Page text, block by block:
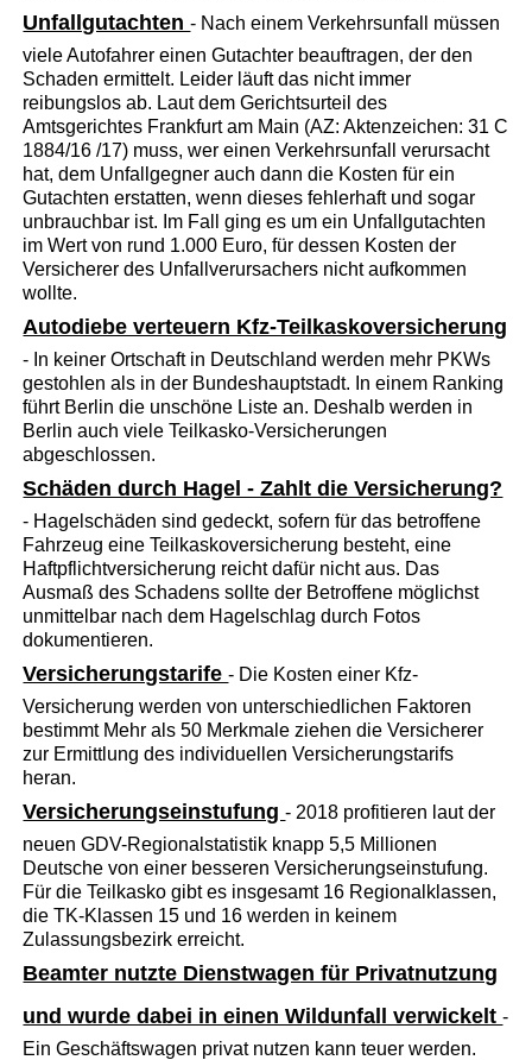
Unfallgutachten- Nach einem Verkehrsunfall müssen
viele Autofahrer einen Gutachter beauftragen, der den
Schaden ermittelt. Leider läuft das nicht immer
reibungslos ab. Laut dem Gerichtsurteil des
Amtsgerichtes Frankfurt am Main (AZ: Aktenzeichen: 31 C
1884/16 /17) muss, wer einen Verkehrsunfall verursacht
hat, dem Unfallgegner auch dann die Kosten für ein
Gutachten erstatten, wenn dieses fehlerhaft und sogar
unbrauchbar ist. Im Fall ging es um ein Unfallgutachten
im Wert von rund 1.000 Euro, für dessen Kosten der
Versicherer des Unfallverursachers nicht aufkommen
wollte.
Autodiebe verteuern Kfz-Teilkaskoversicherung
- In keiner Ortschaft in Deutschland werden mehr PKWs
gestohlen als in der Bundeshauptstadt. In einem Ranking
führt Berlin die unschöne Liste an. Deshalb werden in
Berlin auch viele Teilkasko-Versicherungen
abgeschlossen.
Schäden durch Hagel - Zahlt die Versicherung?
- Hagelschäden sind gedeckt, sofern für das betroffene
Fahrzeug eine Teilkaskoversicherung besteht, eine
Haftpflichtversicherung reicht dafür nicht aus. Das
Ausmaß des Schadens sollte der Betroffene möglichst
unmittelbar nach dem Hagelschlag durch Fotos
dokumentieren.
Versicherungstarife- Die Kosten einer Kfz-
Versicherung werden von unterschiedlichen Faktoren
bestimmt Mehr als 50 Merkmale ziehen die Versicherer
zur Ermittlung des individuellen Versicherungstarifs
heran.
Versicherungseinstufung- 2018 profitieren laut der
neuen GDV-Regionalstatistik knapp 5,5 Millionen
Deutsche von einer besseren Versicherungseinstufung.
Für die Teilkasko gibt es insgesamt 16 Regionalklassen,
die TK-Klassen 15 und 16 werden in keinem
Zulassungsbezirk erreicht.
Beamter nutzte Dienstwagen für Privatnutzung
und wurde dabei in einen Wildunfall verwickelt-
Ein Geschäftswagen privat nutzen kann teuer werden.